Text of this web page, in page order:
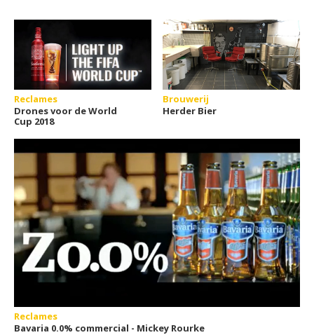
Reclames
Drones voor de World
Cup 2018
Brouwerij
Herder Bier
Reclames
Bavaria 0.0% commercial - Mickey Rourke